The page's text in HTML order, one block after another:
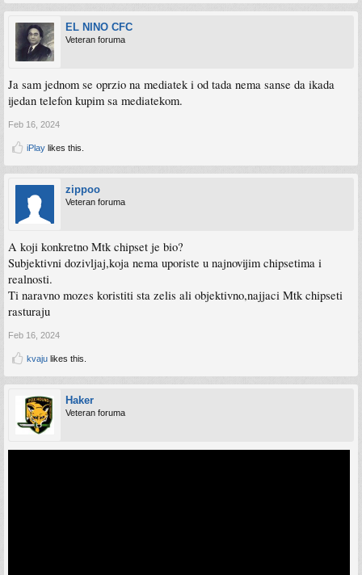
EL NINO CFC
Veteran foruma
Ja sam jednom se oprzio na mediatek i od tada nema sanse da ikada
ijedan telefon kupim sa mediatekom.
Feb 16, 2024
iPlay likes this.
zippoo
Veteran foruma
A koji konkretno Mtk chipset je bio?
Subjektivni dozivljaj,koja nema uporiste u najnovijim chipsetima i
realnosti.
Ti naravno mozes koristiti sta zelis ali objektivno,najjaci Mtk chipseti
rasturaju
Feb 16, 2024
kvaju likes this.
Haker
Veteran foruma